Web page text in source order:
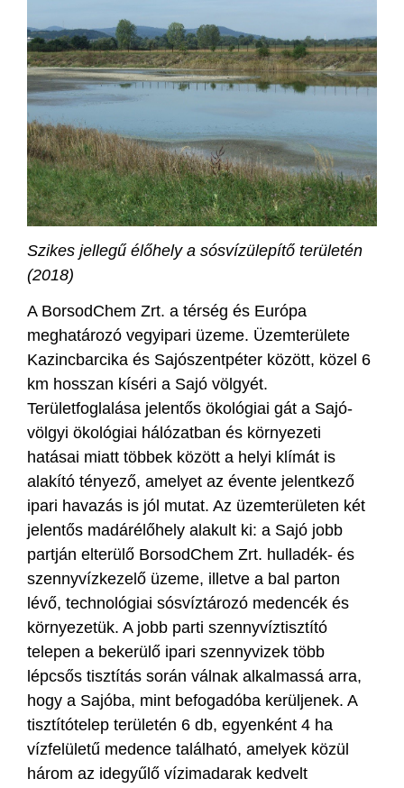
Szikes jellegű élőhely a sósvízülepítő területén
(2018)
A BorsodChem Zrt. a térség és Európa
meghatározó vegyipari üzeme. Üzemterülete
Kazincbarcika és Sajószentpéter között, közel 6
km hosszan kíséri a Sajó völgyét.
Területfoglalása jelentős ökológiai gát a Sajó-
völgyi ökológiai hálózatban és környezeti
hatásai miatt többek között a helyi klímát is
alakító tényező, amelyet az évente jelentkező
ipari havazás is jól mutat. Az üzemterületen két
jelentős madárélőhely alakult ki: a Sajó jobb
partján elterülő BorsodChem Zrt. hulladék- és
szennyvízkezelő üzeme, illetve a bal parton
lévő, technológiai sósvíztározó medencék és
környezetük. A jobb parti szennyvíztisztító
telepen a bekerülő ipari szennyvizek több
lépcsős tisztítás során válnak alkalmassá arra,
hogy a Sajóba, mint befogadóba kerüljenek. A
tisztítótelep területén 6 db, egyenként 4 ha
vízfelületű medence található, amelyek közül
három az idegyűlő vízimadarak kedvelt